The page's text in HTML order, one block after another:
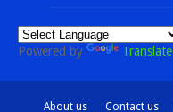
Powered by Translate
About us Contact us